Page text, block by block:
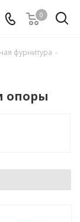
0
фурнитура -
опоры